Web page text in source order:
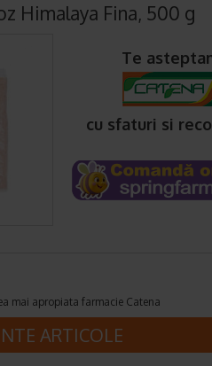
Himalaya Fina, 500 g
Te
cu sfaturi si
mai apropiata farmacie Catena
ARTICOLE